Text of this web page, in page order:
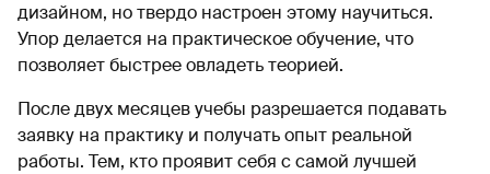
дизайном, но твердо настроен этому научиться.
Упор делается на практическое обучение, что
позволяет быстрее овладеть теорией.
После двух месяцев учебы разрешается подавать
заявку на практику и получать опыт реальной
работы. Тем, кто проявит себя с самой лучшей